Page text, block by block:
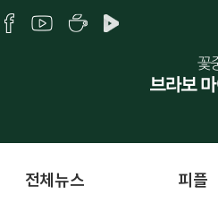
전체뉴스 피플